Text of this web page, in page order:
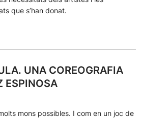
que s’han donat.
UNA COREOGRAFIA
ESPINOSA
mons possibles. I com en un joc de